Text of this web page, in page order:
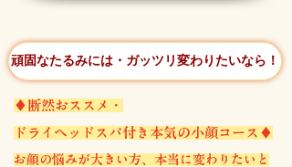
頑固なたるみには・ガッツリ変わりたいなら！
♦断然おススメ・
ドライヘッドスパ付き 本気の小顔コース♦
​お顔の悩みが大きい方、本当に変わりたいと